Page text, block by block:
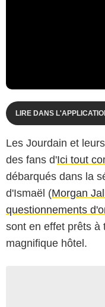
LIRE DANS
Les Jourdain et
des fans d'Ici tout
débarqués dans la
d'Ismaël (Morgan
questionnements
sont en effet prêts à
magnifique hôtel.